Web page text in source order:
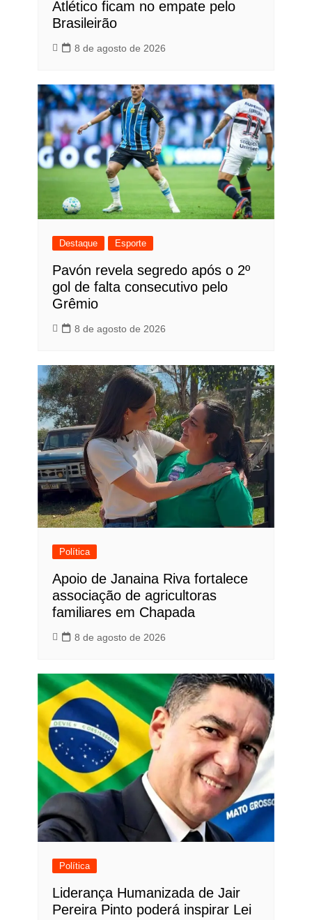
Atlético ficam no empate pelo
Brasileirão
8 de agosto de 2026
Destaque Esporte
Pavón revela segredo após o 2º
gol de falta consecutivo pelo
Grêmio
8 de agosto de 2026
Política
Apoio de Janaina Riva fortalece
associação de agricultoras
familiares em Chapada
8 de agosto de 2026
Política
Liderança Humanizada de Jair
Pereira Pinto poderá inspirar Lei